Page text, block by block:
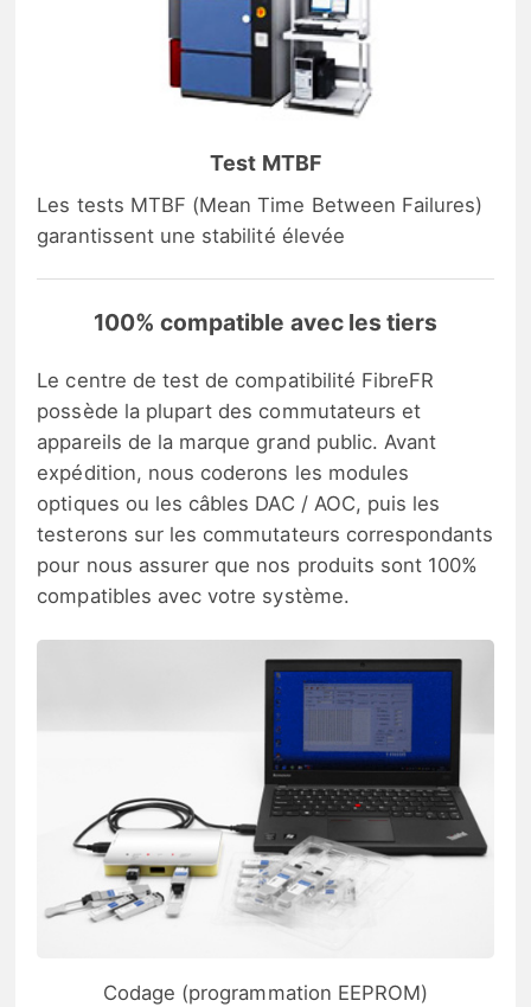
Test MTBF
Les tests MTBF (Mean Time Between Failures)
garantissent une stabilité élevée
100% compatible avec les tiers
Le centre de test de compatibilité FibreFR
possède la plupart des commutateurs et
appareils de la marque grand public. Avant
expédition, nous coderons les modules
optiques ou les câbles DAC / AOC, puis les
testerons sur les commutateurs correspondants
pour nous assurer que nos produits sont 100%
compatibles avec votre système.
Codage (programmation EEPROM)